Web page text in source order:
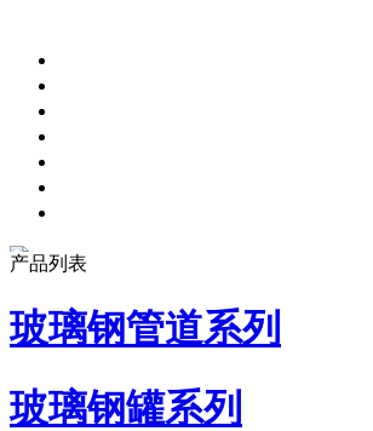
产品列表
玻璃钢管道系列
玻璃钢罐系列